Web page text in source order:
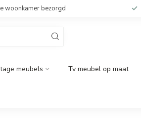
woonkamer bezorgd
meubels Tv meubel op maat